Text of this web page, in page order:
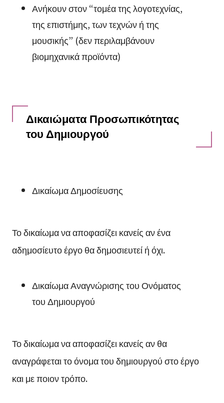
Ανήκουν στον “τομέα της λογοτεχνίας,
της επιστήμης, των τεχνών ή της
μουσικής” (δεν περιλαμβάνουν
βιομηχανικά προϊόντα)
Δικαιώματα Προσωπικότητας
του Δημιουργού
Δικαίωμα Δημοσίευσης
Το δικαίωμα να αποφασίζει κανείς αν ένα
αδημοσίευτο έργο θα δημοσιευτεί ή όχι.
Δικαίωμα Αναγνώρισης του Ονόματος
του Δημιουργού
Το δικαίωμα να αποφασίζει κανείς αν θα
αναγράφεται το όνομα του δημιουργού στο έργο
και με ποιον τρόπο.